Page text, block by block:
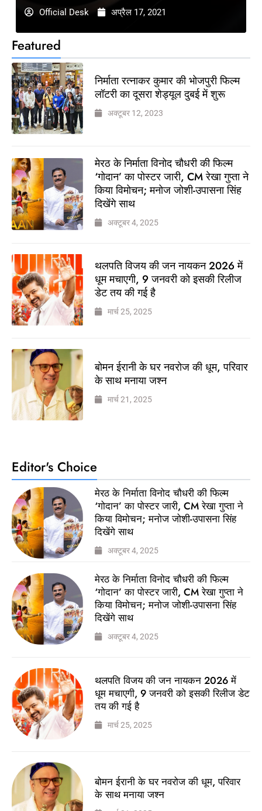
Featured
निर्माता रत्नाकर कुमार की भोजपुरी फिल्म
लॉटरी का दूसरा शेड्यूल दुबई में शुरू
अक्टूबर 12, 2023
मेरठ के निर्माता विनोद चौधरी की फिल्म
‘गोदान’ का पोस्टर जारी, CM रेखा गुप्ता ने
किया विमोचन; मनोज जोशी-उपासना सिंह
दिखेंगे साथ
अक्टूबर 4, 2025
थलपति विजय की जन नायकन 2026 में
धूम मचाएगी, 9 जनवरी को इसकी रिलीज
डेट तय की गई है
मार्च 25, 2025
बोमन ईरानी के घर नवरोज की धूम, परिवार
के साथ मनाया जश्न
मार्च 21, 2025
Official Desk अप्रैल 17, 2021
Editor's Choice
मेरठ के निर्माता विनोद चौधरी की फिल्म
‘गोदान’ का पोस्टर जारी, CM रेखा गुप्ता ने
किया विमोचन; मनोज जोशी-उपासना सिंह
दिखेंगे साथ
अक्टूबर 4, 2025
मेरठ के निर्माता विनोद चौधरी की फिल्म
‘गोदान’ का पोस्टर जारी, CM रेखा गुप्ता ने
किया विमोचन; मनोज जोशी-उपासना सिंह
दिखेंगे साथ
अक्टूबर 4, 2025
थलपति विजय की जन नायकन 2026 में
धूम मचाएगी, 9 जनवरी को इसकी रिलीज डेट
तय की गई है
मार्च 25, 2025
बोमन ईरानी के घर नवरोज की धूम, परिवार
के साथ मनाया जश्न